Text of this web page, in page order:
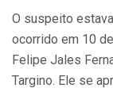
O suspeito
ocorrido em 10
Felipe Jales
Targino. Ele se